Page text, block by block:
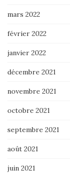
mars 2022
février 2022
janvier 2022
décembre 2021
novembre 2021
octobre 2021
septembre 2021
août 2021
juin 2021